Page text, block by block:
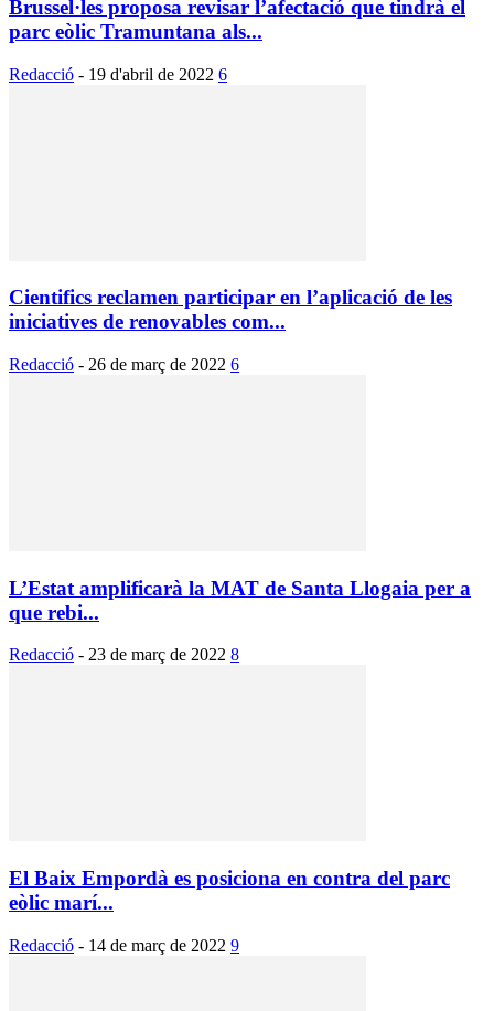
Brussel·les proposa revisar l’afectació que tindrà el
parc eòlic Tramuntana als...
Redacció - 19 d'abril de 2022 6
Cientifics reclamen participar en l’aplicació de les
iniciatives de renovables com...
Redacció - 26 de març de 2022 6
L’Estat amplificarà la MAT de Santa Llogaia per a
que rebi...
Redacció - 23 de març de 2022 8
El Baix Empordà es posiciona en contra del parc
eòlic marí...
Redacció - 14 de març de 2022 9